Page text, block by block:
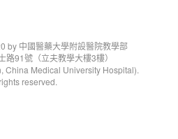
by 中國醫藥大學附設醫院教學部
路91號（立夫教學大樓3樓）
China Medical University Hospital).
reserved.